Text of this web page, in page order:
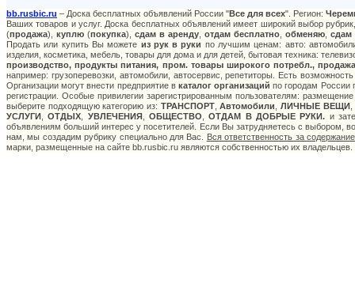
bb.rusbic.ru – Доска бесплатных объявлений России "Все для всех". Регион:
Ваших товаров и услуг. Доска бесплатных объявлений имеет широкий выбор
(продажа), куплю (покупка), сдам в аренду отдам бесплатно обменяю сдам
Продать или купить Вы можете из рук в руки по лучшим ценам: авто:
изделия, косметика, мебель, товары для дома и для детей, бытовая техника:
производство, продукты питания, пром. товары широкого потребл.,
например: грузоперевозки, автомобили, автосервис, репетиторы. Есть
Организации могут внести предприятие в каталог организаций по городам России
регистрации. Особые привилегии зарегистрированным пользователям:
выберите подходящую категорию из: ТРАНСПОРТ,Автомобили ,ЛИЧНЫЕ ВЕЩИ,
УСЛУГИ ,ОТДЫХ УВЛЕЧЕНИЯ,ОБЩЕСТВО ,ОТДАМ В ДОБРЫЕ РУКИ. и
объявлениям больший интерес у посетителей. Если Вы затрудняетесь с выбором,
нам, мы создадим рубрику специально для Вас.
Вся ответственность за
марки, размещенные на сайте bb.rusbic.ru являются собственностью их владельцев.